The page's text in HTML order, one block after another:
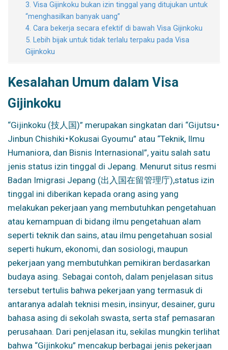
3. Visa Gijinkoku bukan izin tinggal yang ditujukan untuk
“menghasilkan banyak uang”
4. Cara bekerja secara efektif di bawah Visa Gijinkoku
5. Lebih bijak untuk tidak terlalu terpaku pada Visa
Gijinkoku
Kesalahan Umum dalam Visa
Gijinkoku
“Gijinkoku (技人国)” merupakan singkatan dari “Gijutsu・
Jinbun Chishiki・Kokusai Gyoumu” atau “Teknik, Ilmu
Humaniora, dan Bisnis Internasional”, yaitu salah satu
jenis status izin tinggal di Jepang. Menurut situs resmi
Badan Imigrasi Jepang (出入国在留管理庁),status izin
tinggal ini diberikan kepada orang asing yang
melakukan pekerjaan yang membutuhkan pengetahuan
atau kemampuan di bidang ilmu pengetahuan alam
seperti teknik dan sains, atau ilmu pengetahuan sosial
seperti hukum, ekonomi, dan sosiologi, maupun
pekerjaan yang membutuhkan pemikiran berdasarkan
budaya asing. Sebagai contoh, dalam penjelasan situs
tersebut tertulis bahwa pekerjaan yang termasuk di
antaranya adalah teknisi mesin, insinyur, desainer, guru
bahasa asing di sekolah swasta, serta staf pemasaran
perusahaan. Dari penjelasan itu, sekilas mungkin terlihat
bahwa “Gijinkoku” mencakup berbagai jenis pekerjaan